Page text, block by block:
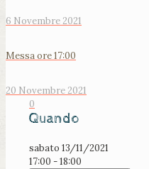
6 Novembre 2021
Messa ore 17:00
20 Novembre 2021
0
Quando
sabato 13/11/2021
17:00 - 18:00